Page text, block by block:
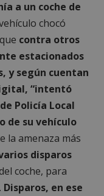
a un coche de
chocó
contra otros
estacionados
y según cuentan
“intentó
Policía Local
de su vehículo
la amenaza más
disparos
coche, para
Disparos, en ese